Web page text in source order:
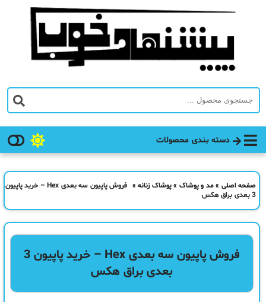
دسته بندی محصولات
صفحه اصلی »مد و پوشاک »پوشاک زنانه »
فروش پاپیون سه بعدی Hex – خرید پاپیون
3 بعدی براق هکس
فروش پاپیون سه بعدی Hex – خرید پاپیون 3
بعدی براق هکس